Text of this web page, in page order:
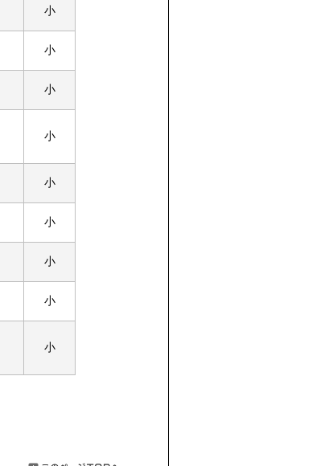
小
小
小
小
小
小
小
小
小